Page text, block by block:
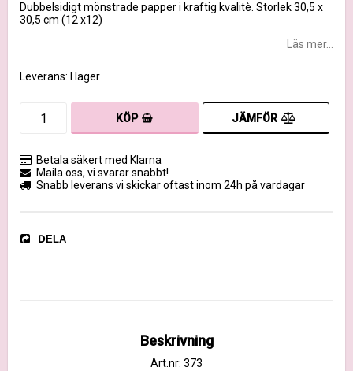
Dubbelsidigt mönstrade papper i kraftig kvalitè. Storlek 30,5 x
30,5 cm (12 x12)
Läs mer...
Leverans: I lager
KÖP JÄMFÖR
Betala säkert med Klarna
Maila oss, vi svarar snabbt!
Snabb leverans vi skickar oftast inom 24h på vardagar
DELA
Beskrivning
Art.nr: 373